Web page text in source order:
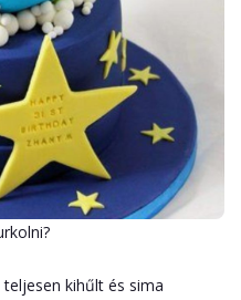
kihűlt és sima